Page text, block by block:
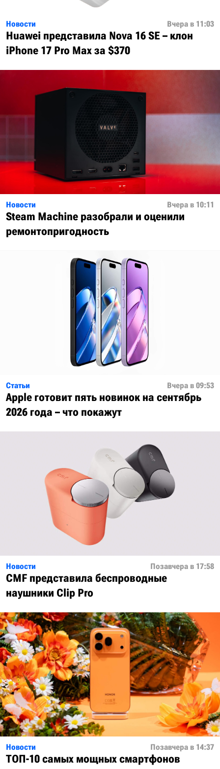
Новости Вчера в 11:03
Huawei представила Nova 16 SE – клон
iPhone 17 Pro Max за $370
Новости Вчера в 10:11
Steam Machine разобрали и оценили
ремонтопригодность
Статьи Вчера в 09:53
Apple готовит пять новинок на сентябрь
2026 года – что покажут
Новости Позавчера в 17:58
CMF представила беспроводные
наушники Clip Pro
Новости Позавчера в 14:37
ТОП-10 самых мощных смартфонов